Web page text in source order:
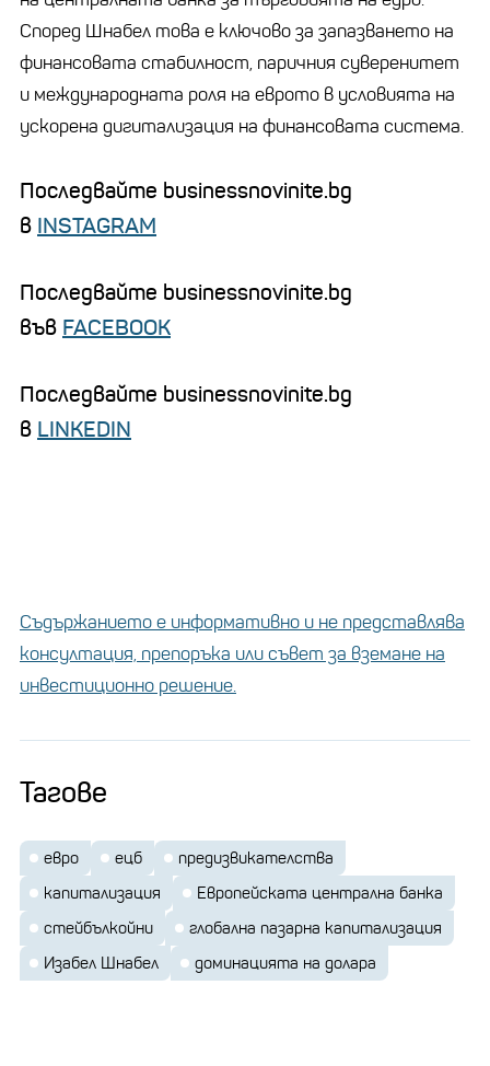
Според Шнабел това е ключово за запазването на
финансовата стабилност, паричния суверенитет
и международната роля на еврото в условията на
ускорена дигитализация на финансовата система.
Последвайте businessnovinite.bg
в INSTAGRAM
Последвайте businessnovinite.bg
във FACEBOOK
Последвайте businessnovinite.bg
в LINKEDIN
Съдържанието е информативно и не представлява
консултация, препоръка или съвет за вземане на
инвестиционно решение.
Тагове
евро ецб
предизвикателства
капитализация
Европейската централна банка
стейбълкойни
глобална пазарна капитализация
Изабел Шнабел
доминацията на долара